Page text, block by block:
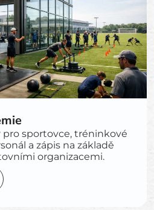
pro sportovce, tréninkové
a zápis na základě
organizacemi.